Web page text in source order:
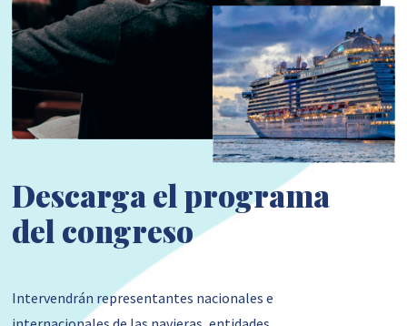
Descarga el programa
del congreso
Intervendrán representantes nacionales e